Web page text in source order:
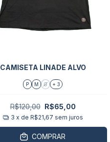
CAMISETA LINADE ALVO
P M G + 3
R$120,00 R$65,00
3 x de R$21,67 sem juros
COMPRAR